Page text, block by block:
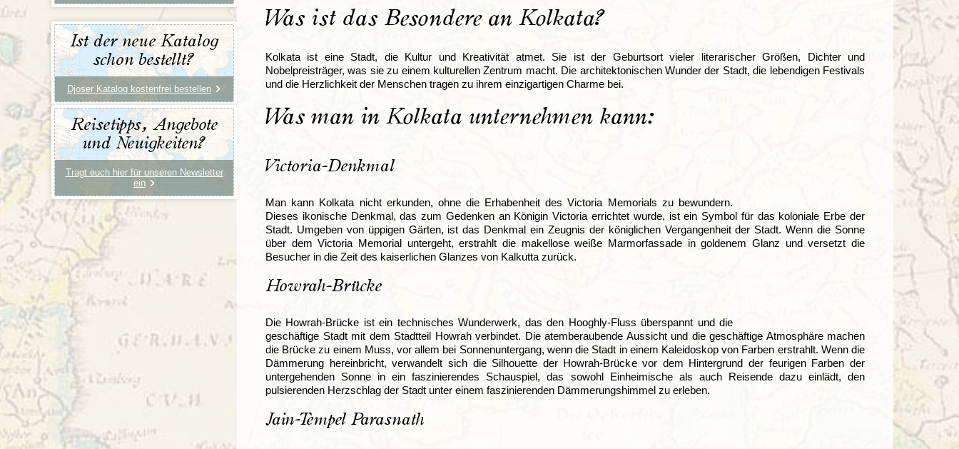
Was ist das Besondere an Kolkata?
Kolkata ist eine Stadt, die Kultur und Kreativität atmet. Sie ist der Geburtsort vieler literarischer Größen, Dichter und
Nobelpreisträger, was sie zu einem kulturellen Zentrum macht. Die architektonischen Wunder der Stadt, die lebendigen Festivals
und die Herzlichkeit der Menschen tragen zu ihrem einzigartigen Charme bei.
Was man in Kolkata unternehmen kann:
Victoria-Denkmal
Man kann Kolkata nicht erkunden, ohne die Erhabenheit des Victoria Memorials zu bewundern.
Dieses ikonische Denkmal, das zum Gedenken an Königin Victoria errichtet wurde, ist ein Symbol für das koloniale Erbe der
Stadt. Umgeben von üppigen Gärten, ist das Denkmal ein Zeugnis der königlichen Vergangenheit der Stadt. Wenn die Sonne
über dem Victoria Memorial untergeht, erstrahlt die makellose weiße Marmorfassade in goldenem Glanz und versetzt die
Besucher in die Zeit des kaiserlichen Glanzes von Kalkutta zurück.
Howrah-Brücke
Die Howrah-Brücke ist ein technisches Wunderwerk, das den Hooghly-Fluss überspannt und die
geschäftige Stadt mit dem Stadtteil Howrah verbindet. Die atemberaubende Aussicht und die geschäftige Atmosphäre machen
die Brücke zu einem Muss, vor allem bei Sonnenuntergang, wenn die Stadt in einem Kaleidoskop von Farben erstrahlt. Wenn die
Dämmerung hereinbricht, verwandelt sich die Silhouette der Howrah-Brücke vor dem Hintergrund der feurigen Farben der
untergehenden Sonne in ein faszinierendes Schauspiel, das sowohl Einheimische als auch Reisende dazu einlädt, den
pulsierenden Herzschlag der Stadt unter einem faszinierenden Dämmerungshimmel zu erleben.
Jain-Tempel Parasnath
Ist der neue Katalog
schon bestellt?
Djoser Katalog kostenfrei bestellen
Reisetipps, Angebote
und Neuigkeiten?
Tragt euch hier für unseren Newsletter
ein